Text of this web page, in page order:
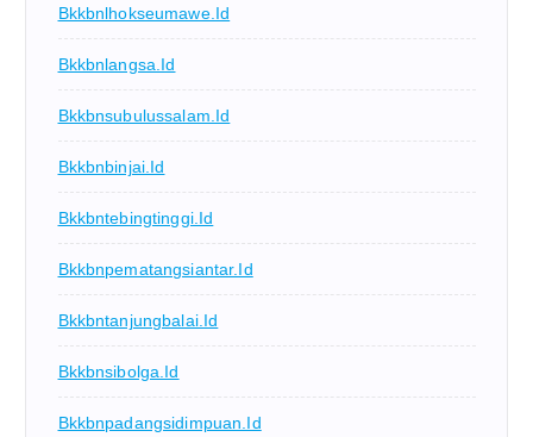
Bkkbnlhokseumawe.id
Bkkbnlangsa.id
Bkkbnsubulussalam.id
Bkkbnbinjai.id
Bkkbntebingtinggi.id
Bkkbnpematangsiantar.id
Bkkbntanjungbalai.id
Bkkbnsibolga.id
Bkkbnpadangsidimpuan.id